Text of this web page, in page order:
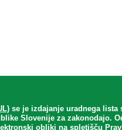
se je izdajanje uradnega lista
Slovenije za zakonodajo.
obliki na spletišču